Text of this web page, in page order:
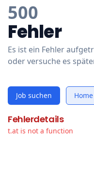
500
Fehler
Es ist ein Fehler
oder versuche es
Job suchen Home
Fehlerdetails
t.at is not a function